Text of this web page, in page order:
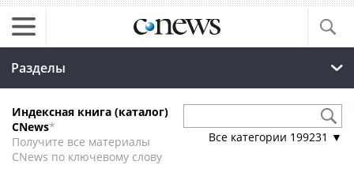
Разделы
Индексная книга (каталог)
CNews*
Получите все материалы
CNews по ключевому слову
Все категории 199231 ▼